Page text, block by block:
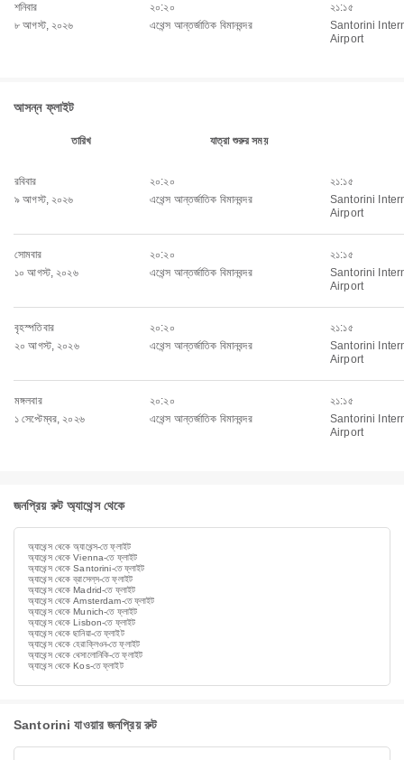
শনিবার
৮ আগস্ট, ২০২৬
২০:২০
এথেন্স আন্তর্জাতিক বিমানবন্দর
২১:১৫
Santorini
Airport
আসন্ন ফ্লাইট
তারিখ যাত্রা শুরুর সময়
রবিবার
৯ আগস্ট, ২০২৬
২০:২০
এথেন্স আন্তর্জাতিক বিমানবন্দর
২১:১৫
Santorini
Airport
সোমবার
১০ আগস্ট, ২০২৬
২০:২০
এথেন্স আন্তর্জাতিক বিমানবন্দর
২১:১৫
Santorini
Airport
বৃহস্পতিবার
২০ আগস্ট, ২০২৬
২০:২০
এথেন্স আন্তর্জাতিক বিমানবন্দর
২১:১৫
Santorini
Airport
মঙ্গলবার
১ সেপ্টেম্বর, ২০২৬
২০:২০
এথেন্স আন্তর্জাতিক বিমানবন্দর
২১:১৫
Santorini
Airport
জনপ্রিয় রুট অ্যাথেন্স থেকে
অ্যাথেন্স থেকে অ্যাথেন্স-তে ফ্লাইট
অ্যাথেন্স থেকে Vienna-তে ফ্লাইট
অ্যাথেন্স থেকে Santorini-তে ফ্লাইট
অ্যাথেন্স থেকে ব্রাসেল্‌স-তে ফ্লাইট
অ্যাথেন্স থেকে Madrid-তে ফ্লাইট
অ্যাথেন্স থেকে Amsterdam-তে ফ্লাইট
অ্যাথেন্স থেকে Munich-তে ফ্লাইট
অ্যাথেন্স থেকে Lisbon-তে ফ্লাইট
অ্যাথেন্স থেকে ছানিয়া-তে ফ্লাইট
অ্যাথেন্স থেকে হেরাক্লিওন-তে ফ্লাইট
অ্যাথেন্স থেকে থেসালোনিকি-তে ফ্লাইট
অ্যাথেন্স থেকে Kos-তে ফ্লাইট
Santorini যাওয়ার জনপ্রিয় রুট